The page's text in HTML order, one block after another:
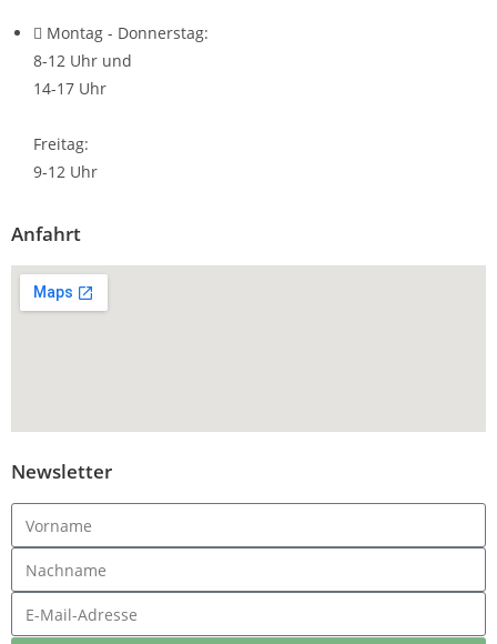
Montag - Donnerstag:
8-12 Uhr und
14-17 Uhr
Freitag:
9-12 Uhr
Anfahrt
Newsletter